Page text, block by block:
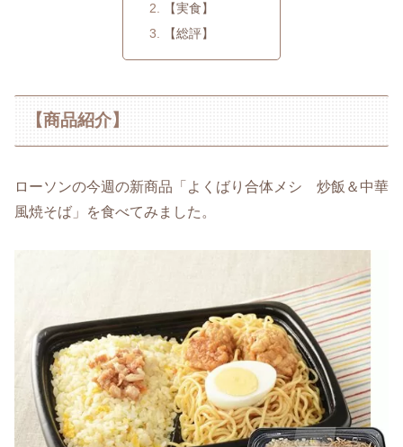
【実食】
【総評】
【商品紹介】
ローソンの今週の新商品「よくばり合体メシ 炒飯＆中華
風焼そば」を食べてみました。